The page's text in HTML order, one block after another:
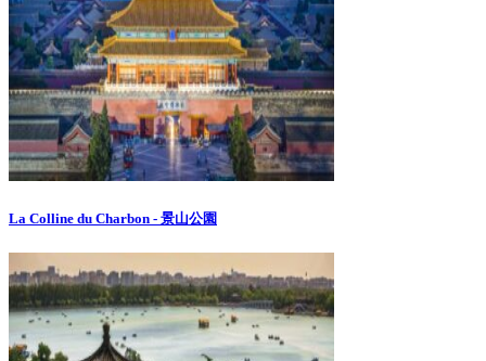
La Colline du Charbon - 景山公園